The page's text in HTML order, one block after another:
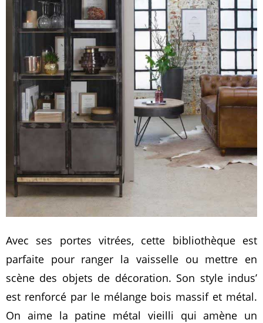
Avec ses portes vitrées, cette bibliothèque est
parfaite pour ranger la vaisselle ou mettre en
scène des objets de décoration. Son style indus’
est renforcé par le mélange bois massif et métal.
On aime la patine métal vieilli qui amène un